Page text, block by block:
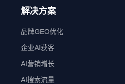
解决方案
品牌GEO优化
企业AI获客
AI营销增长
AI搜索流量